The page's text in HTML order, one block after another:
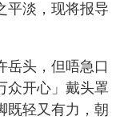
平淡，现将报导
岳头，但唔急口
众开心」戴头罩
既轻又有力，朝